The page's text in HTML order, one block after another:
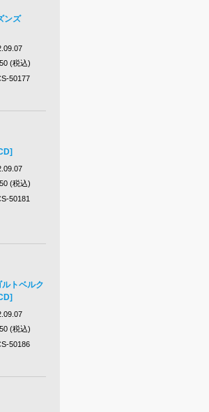
ンズ
(税込)
50177
(税込)
50181
トベルク
(税込)
50186